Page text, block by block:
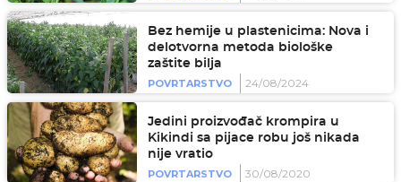
Bez hemije u plastenicima: Nova i
delotvorna metoda biološke
zaštite bilja
POVRTARSTVO
24/08/2024
Jedini proizvođač krompira u
Kikindi sa pijace robu još nikada
nije vratio
POVRTARSTVO
30/08/2020